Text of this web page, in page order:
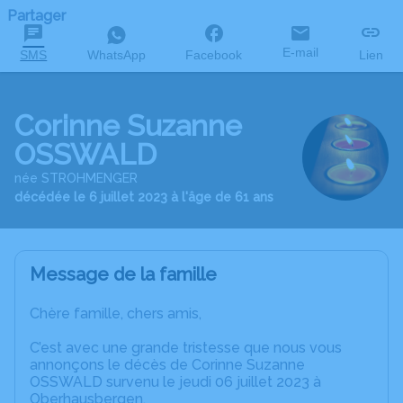
Partager
SMS WhatsApp Facebook E-mail Lien
Corinne Suzanne
OSSWALD
née STROHMENGER
décédée le 6 juillet 2023 à l'âge de 61 ans
Message de la famille
Chère famille, chers amis,
C’est avec une grande tristesse que nous vous
annonçons le décès de Corinne Suzanne
OSSWALD survenu le jeudi 06 juillet 2023 à
Oberhausbergen.